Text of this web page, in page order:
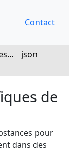
Contact
json
de
pour
dans des